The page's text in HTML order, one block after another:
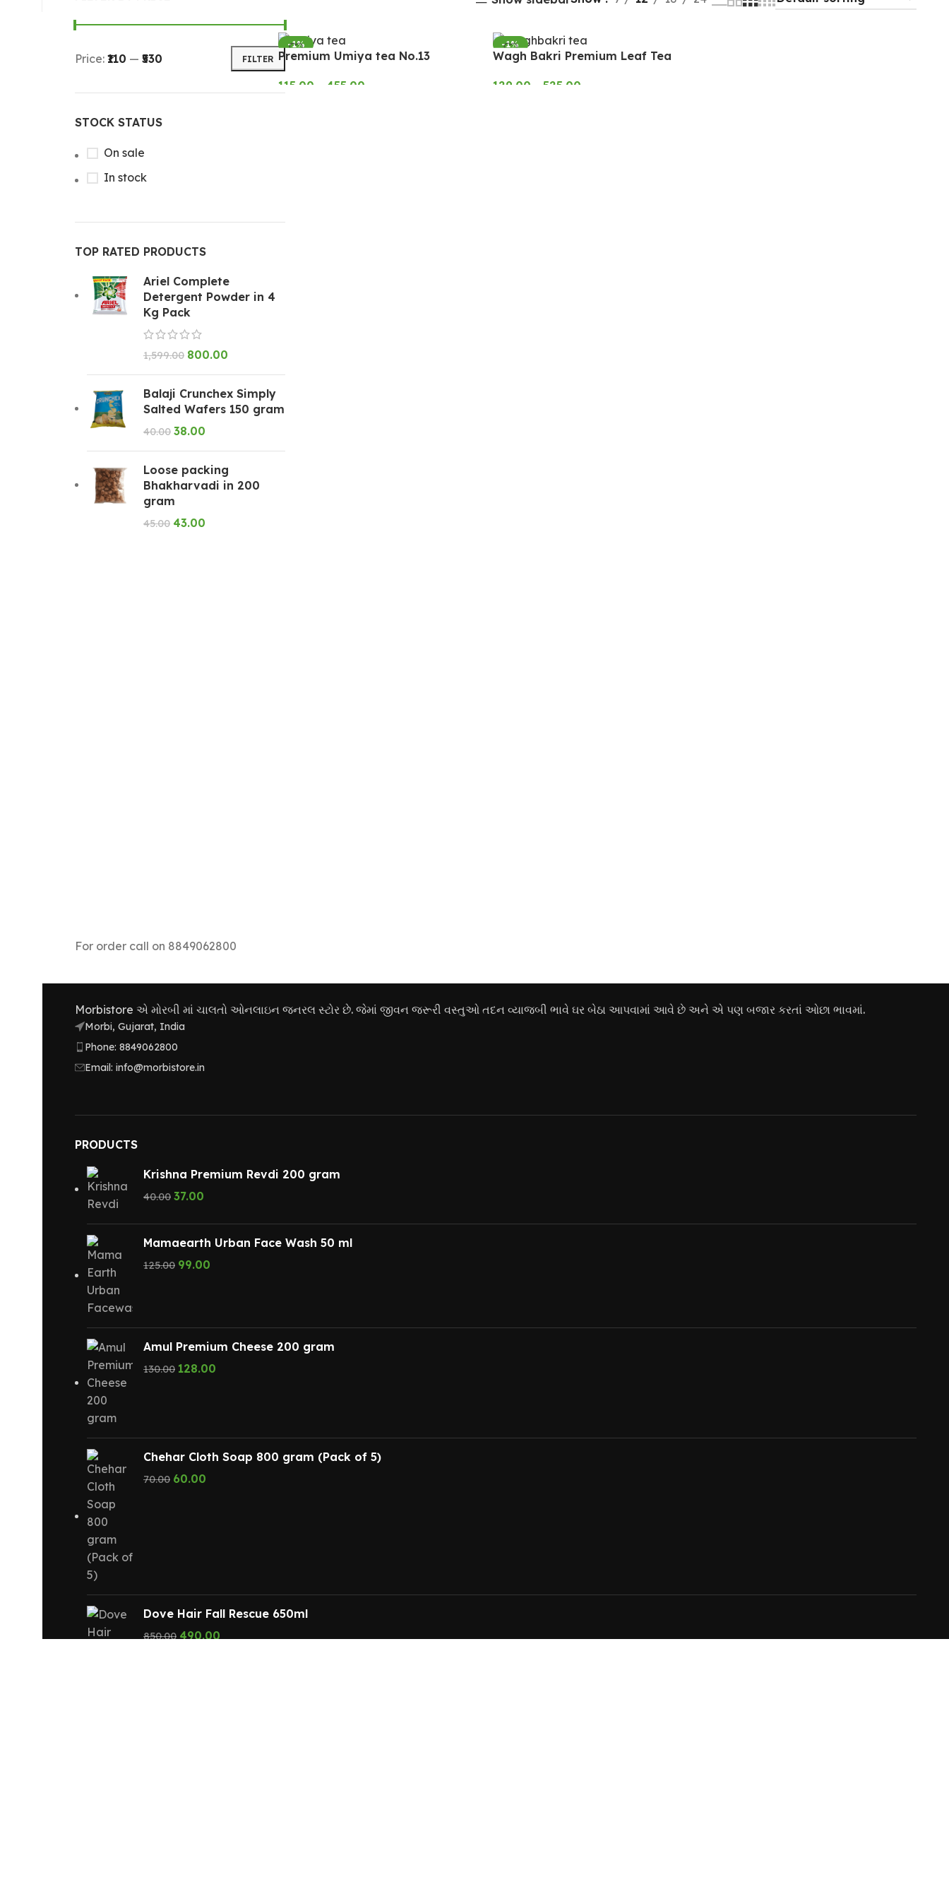
FILTER
Price: ₹110 — ₹530
STOCK STATUS
On sale
In stock
TOP RATED PRODUCTS
Ariel Complete
Detergent Powder in 4
Kg Pack
1,599.00 800.00
Balaji Crunchex Simply
Salted Wafers 150 gram
40.00 38.00
Loose packing
Bhakharvadi in 200
gram
45.00 43.00
-1%
Premium Umiya tea No.13
115.00 455.00
-1%
Wagh Bakri Premium Leaf Tea
129.00 525.00
For order call on 8849062800
Morbistore એ મોરબી માં ચાલતો ઓનલાઇન જનરલ સ્ટોર છે. જેમાં જીવન જરૂરી વસ્તુઓ તદન વ્યાજબી ભાવે ઘર બેઠા આપવામાં આવે છે અને એ પણ બજાર કરતાં ઓછા ભાવમાં.
Morbi, Gujarat, India
Phone: 8849062800
Email: info@morbistore.in
PRODUCTS
Krishna Premium Revdi 200 gram
40.00 37.00
Mamaearth Urban Face Wash 50 ml
125.00 99.00
Amul Premium Cheese 200 gram
130.00 128.00
Chehar Cloth Soap 800 gram (Pack of 5)
70.00 60.00
Dove Hair Fall Rescue 650ml
850.00 490.00